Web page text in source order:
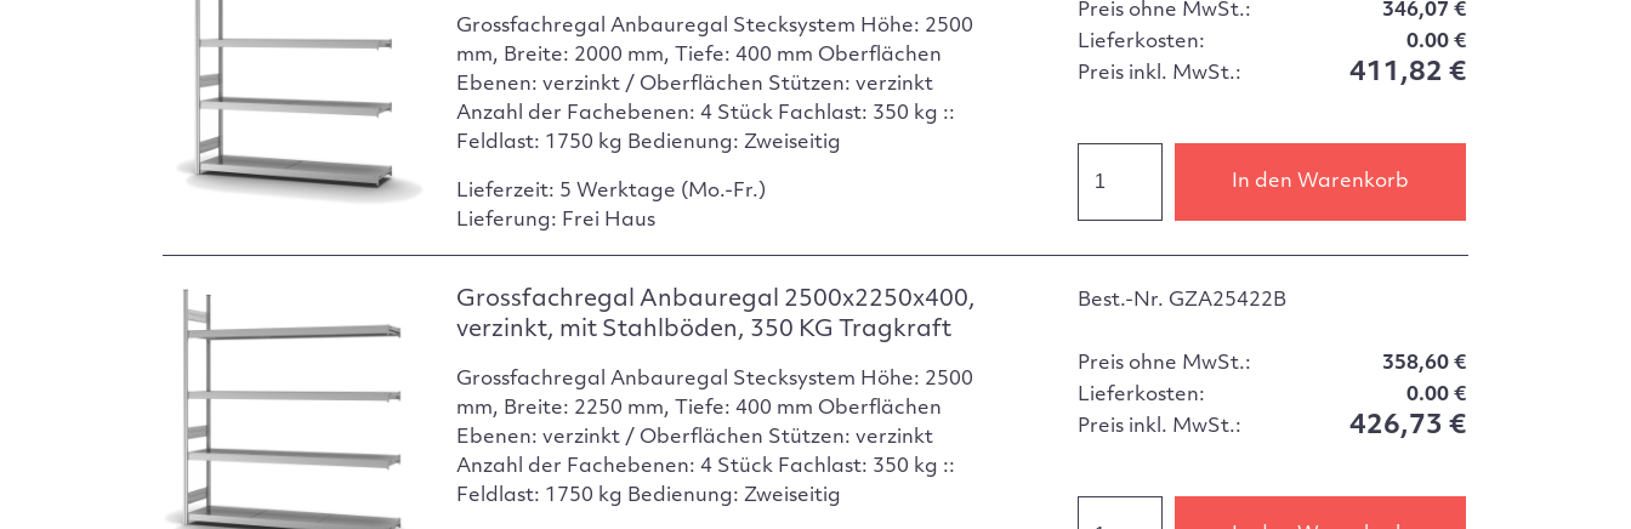
Grossfachregal Anbauregal Stecksystem Höhe: 2500
mm, Breite: 2000 mm, Tiefe: 400 mm Oberflächen
Ebenen: verzinkt / Oberflächen Stützen: verzinkt
Anzahl der Fachebenen: 4 Stück Fachlast: 350 kg ::
Feldlast: 1750 kg Bedienung: Zweiseitig
Lieferzeit: 5 Werktage (Mo.-Fr.)
Lieferung: Frei Haus
Preis ohne MwSt.:
346,07 €
Lieferkosten:
0.00 €
Preis inkl. MwSt.:
411,82 €
In den Warenkorb
Grossfachregal Anbauregal 2500x2250x400,
verzinkt, mit Stahlböden, 350 KG Tragkraft
Grossfachregal Anbauregal Stecksystem Höhe: 2500
mm, Breite: 2250 mm, Tiefe: 400 mm Oberflächen
Ebenen: verzinkt / Oberflächen Stützen: verzinkt
Anzahl der Fachebenen: 4 Stück Fachlast: 350 kg ::
Feldlast: 1750 kg Bedienung: Zweiseitig
Best.-Nr. GZA25422B
Preis ohne MwSt.:
358,60 €
Lieferkosten:
0.00 €
Preis inkl. MwSt.:
426,73 €